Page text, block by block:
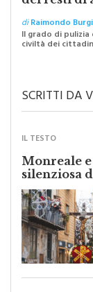
I
dei resti di
diRaimondo
SCRITTI DA
IL TESTO
Monreale e
silenziosa